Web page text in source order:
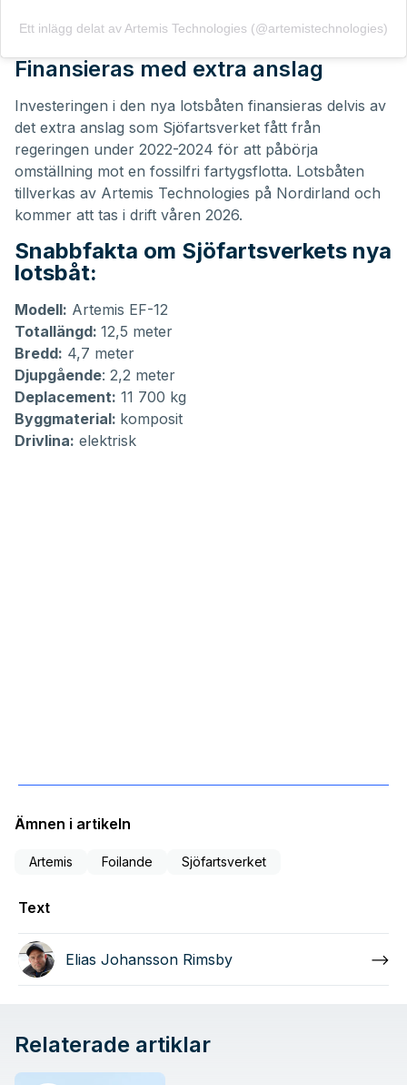
Ett inlägg delat av Artemis Technologies (@artemistechnologies)
Finansieras med extra anslag
Investeringen i den nya lotsbåten finansieras delvis av
det extra anslag som Sjöfartsverket fått från
regeringen under 2022-2024 för att påbörja
omställning mot en fossilfri fartygsflotta. Lotsbåten
tillverkas av Artemis Technologies på Nordirland och
kommer att tas i drift våren 2026.
Snabbfakta om Sjöfartsverkets nya
lotsbåt:
Modell: Artemis EF-12
Totallängd: 12,5 meter
Bredd: 4,7 meter
Djupgående: 2,2 meter
Deplacement: 11 700 kg
Byggmaterial: komposit
Drivlina: elektrisk
Ämnen i artikeln
Artemis Foilande Sjöfartsverket
Text
Elias Johansson Rimsby
Relaterade artiklar